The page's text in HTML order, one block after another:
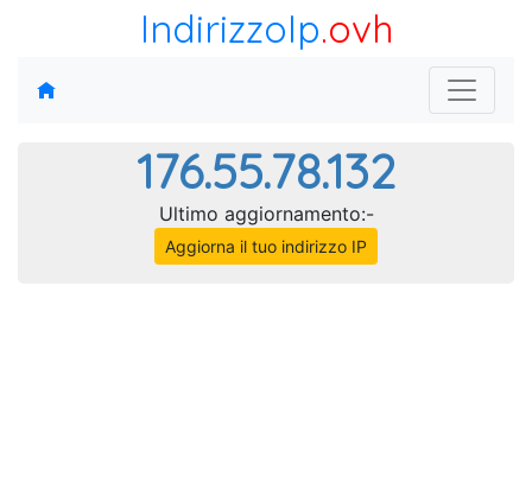
IndirizzoIp.ovh
176.55.78.132
Ultimo aggiornamento:-
Aggiorna il tuo indirizzo IP